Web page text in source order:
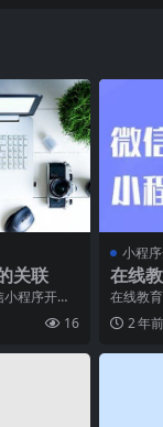
关联
程序开发
公司在小
16
小程
在线
开发
在线教
开发者
些问题2 年前